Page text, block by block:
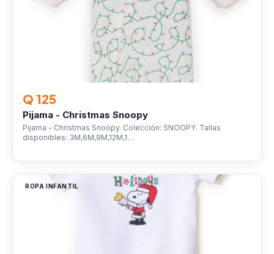
Q 125
Pijama - Christmas Snoopy
Pijama - Christmas Snoopy. Colección: SNOOPY. Tallas
disponibles: 3M,6M,9M,12M,1…
ROPA INFANTIL